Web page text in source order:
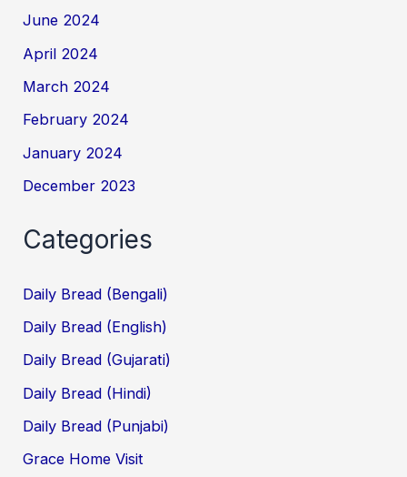
June 2024
April 2024
March 2024
February 2024
January 2024
December 2023
Categories
Daily Bread (Bengali)
Daily Bread (English)
Daily Bread (Gujarati)
Daily Bread (Hindi)
Daily Bread (Punjabi)
Grace Home Visit